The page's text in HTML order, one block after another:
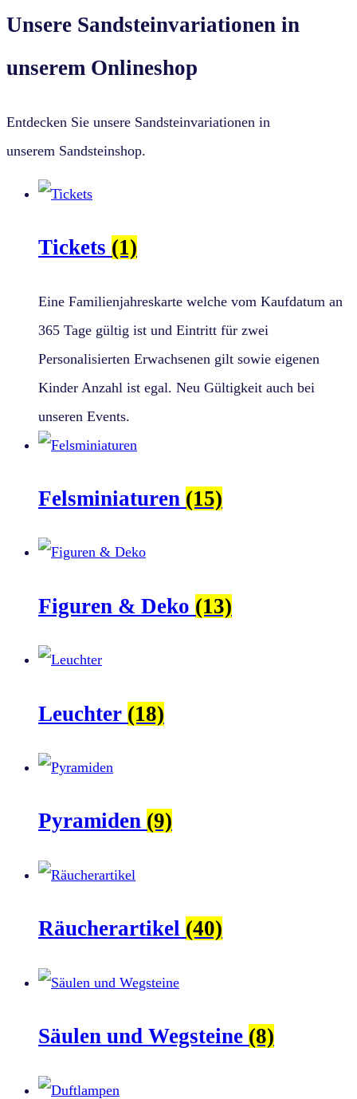
Unsere Sandsteinvariationen in
unserem Onlineshop
Entdecken Sie unsere Sandsteinvariationen in
unserem Sandsteinshop.
Tickets (1)
Eine Familienjahreskarte welche vom Kaufdatum an
365 Tage gültig ist und Eintritt für zwei
Personalisierten Erwachsenen gilt sowie eigenen
Kinder Anzahl ist egal. Neu Gültigkeit auch bei
unseren Events.
Felsminiaturen (15)
Figuren & Deko (13)
Leuchter (18)
Pyramiden (9)
Räucherartikel (40)
Säulen und Wegsteine (8)